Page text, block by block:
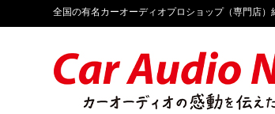
全国の有名カーオーディオプロショップ（専門店